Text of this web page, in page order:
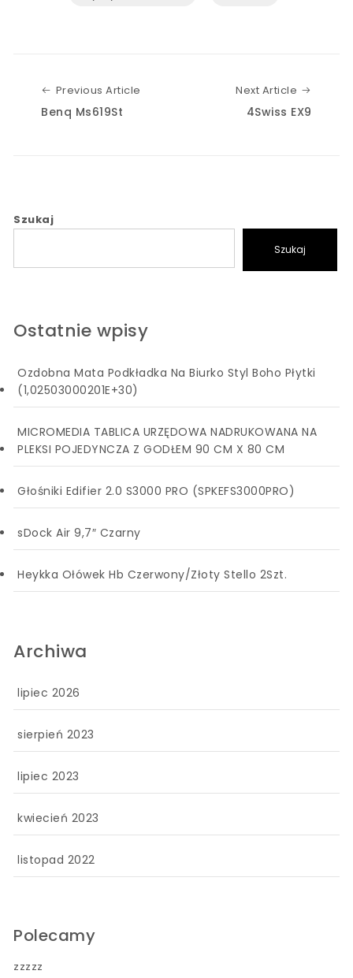
Previous Article
Benq Ms619St
Next Article
4Swiss EX9
Szukaj
Szukaj
Ostatnie wpisy
Ozdobna Mata Podkładka Na Biurko Styl Boho Płytki
(1,02503000201E+30)
MICROMEDIA TABLICA URZĘDOWA NADRUKOWANA NA
PLEKSI POJEDYNCZA Z GODŁEM 90 CM X 80 CM
Głośniki Edifier 2.0 S3000 PRO (SPKEFS3000PRO)
sDock Air 9,7″ Czarny
Heykka Ołówek Hb Czerwony/Złoty Stello 2Szt.
Archiwa
lipiec 2026
sierpień 2023
lipiec 2023
kwiecień 2023
listopad 2022
Polecamy
zzzzz